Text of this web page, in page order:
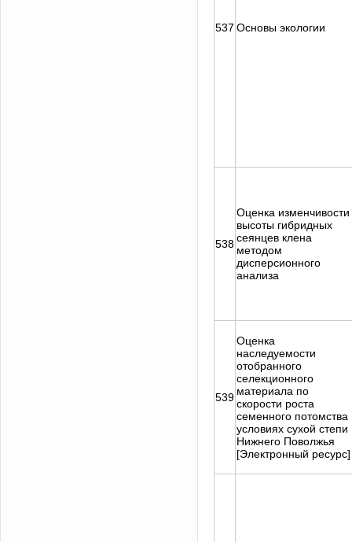
537 Основы экологии
538
Оценка изменчивости
высоты гибридных
сеянцев клена
методом
дисперсионного
анализа
539
Оценка
наследуемости
отобранного
селекционного
материала по
скорости роста
семенного потомства
условиях сухой степи
Нижнего Поволжья
[Электронный ресурс]